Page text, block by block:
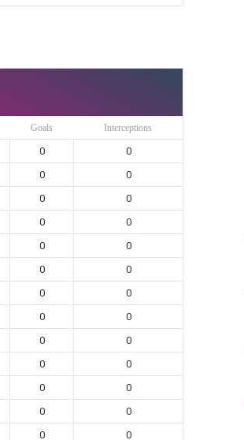
Goals Interceptions
0
0
0
0
0
0
0
0
0
0
0
0
0
0
0
0
0
0
0
0
0
0
0
0
0
0